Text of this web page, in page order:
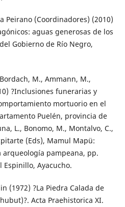
Peirano (Coordinadores) (2010)
aguas generosas de los
Gobierno de Río Negro,
M., Ammann, M.,
?Inclusiones funerarias y
mortuorio en el
Puelén, provincia de
L., Bonomo, M., Montalvo, C.,
(Eds), Mamul Mapü:
arqueología pampeana, pp.
Espinillo, Ayacucho.
(1972) ?La Piedra Calada de
Acta Praehistorica XI.